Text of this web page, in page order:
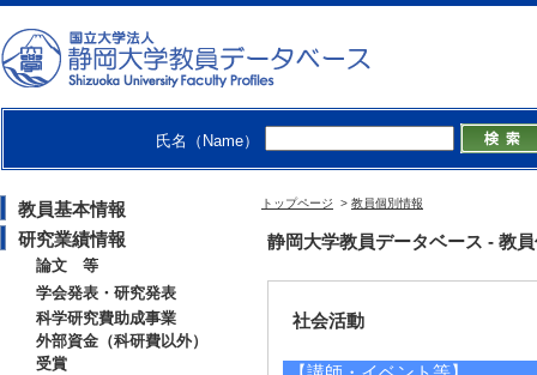
氏名（Name）
教員基本情報
研究業績情報
論文 等
学会発表・研究発表
科学研究費助成事業
外部資金（科研費以外）
受賞
トップページ > 教員個別情報
静岡大学教員データベース - 教
[1]. 舞鶴高専物理
（2019年12月 )
maizuru-ct-dec-
[2]. 工場見学（3
[3]. 工場見学（3
9月 )
社会活動